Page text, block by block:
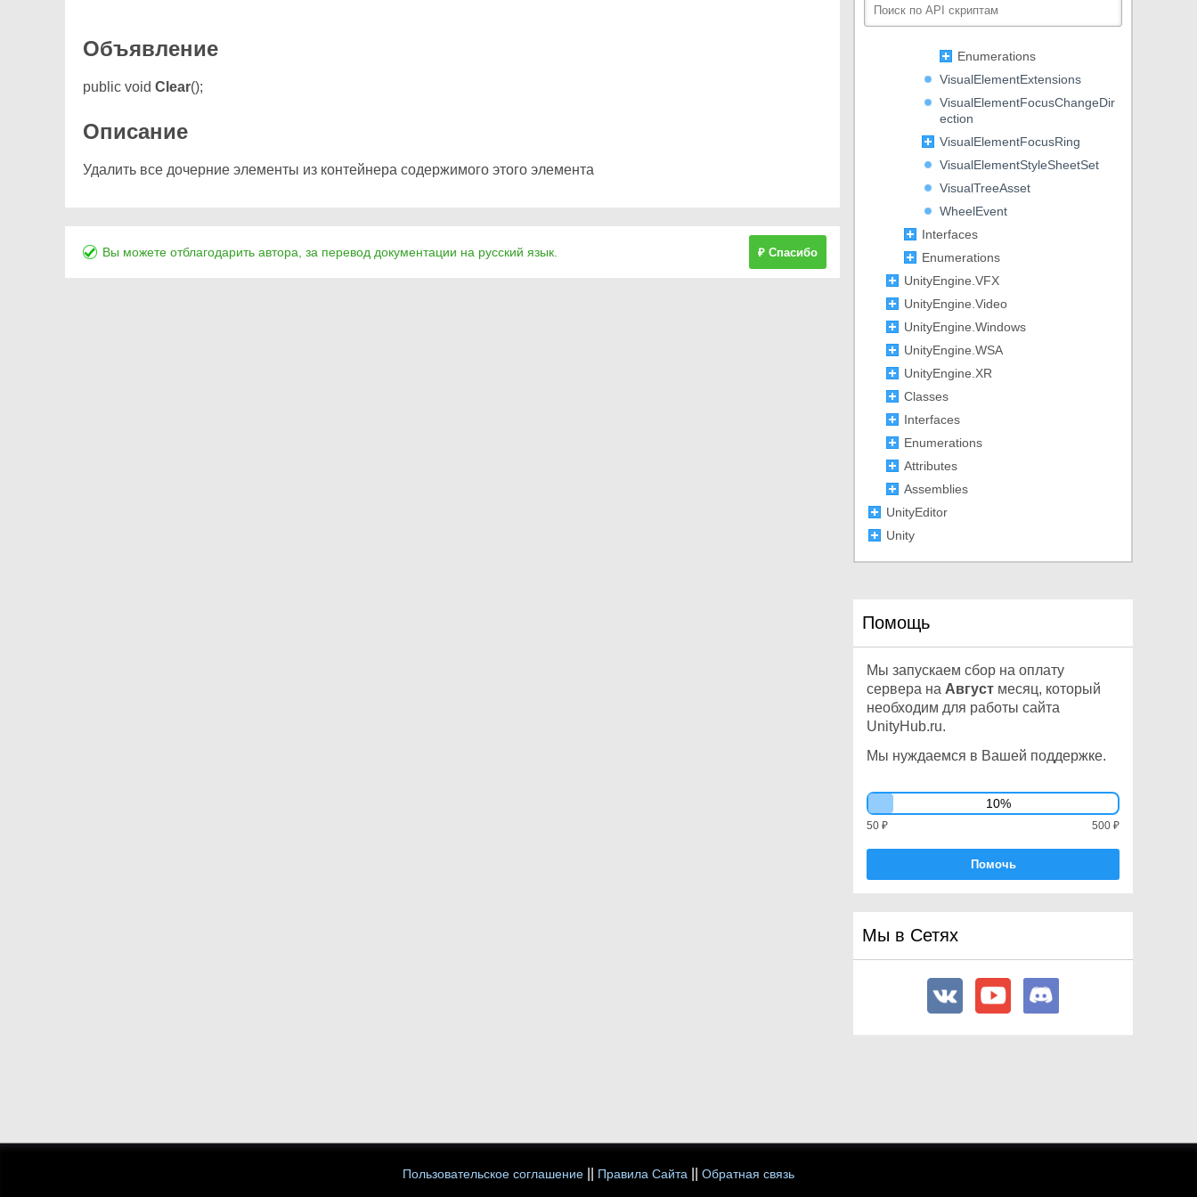
Объявление
public void Clear();
Описание
Удалить все дочерние элементы из контейнера содержимого этого элемента
Вы можете отблагодарить автора, за перевод документации на русский язык. ₽ Спасибо
VisualElement
Enumerations
VisualElementExtensions
VisualElementFocusChangeDir
ection
VisualElementFocusRing
VisualElementStyleSheetSet
VisualTreeAsset
WheelEvent
Interfaces
Enumerations
UnityEngine.VFX
UnityEngine.Video
UnityEngine.Windows
UnityEngine.WSA
UnityEngine.XR
Classes
Interfaces
Enumerations
Attributes
Assemblies
UnityEditor
Unity
Other
Помощь
Мы запускаем сбор на оплату
сервера на Август месяц, который
необходим для работы сайта
UnityHub.ru.
Мы нуждаемся в Вашей поддержке.
10%
500 ₽
50 ₽
Помочь
Мы в Сетях
Пользовательское соглашение Правила Сайта Обратная связь